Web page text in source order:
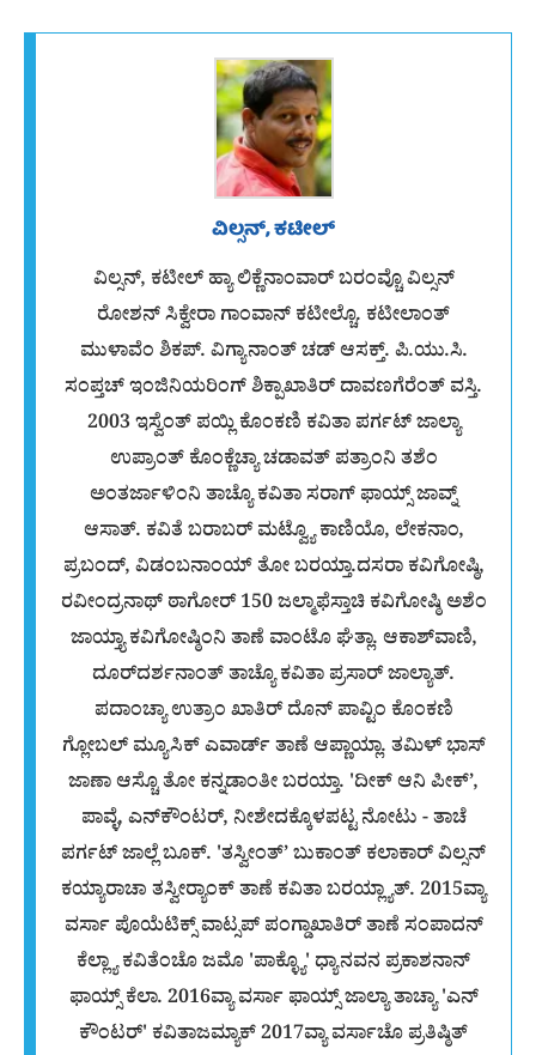
ವಿಲ್ಸನ್, ಕಟೀಲ್
ವಿಲ್ಸನ್, ಕಟೀಲ್ ಹ್ಯಾ ಲಿಕ್ಣೆನಾಂವಾರ್ ಬರಂವ್ಚೊ ವಿಲ್ಸನ್
ರೋಶನ್ ಸಿಕ್ವೇರಾ ಗಾಂವಾನ್ ಕಟೀಲ್ಚೊ. ಕಟೀಲಾಂತ್
ಮುಳಾವೆಂ ಶಿಕಪ್. ವಿಗ್ಯಾನಾಂತ್ ಚಡ್ ಆಸಕ್ತ್. ಪಿ.ಯು.ಸಿ.
ಸಂಪ್ತಚ್ ಇಂಜಿನಿಯರಿಂಗ್ ಶಿಕ್ಪಾಖಾತಿರ್ ದಾವಣಗೆರೆಂತ್ ವಸ್ತಿ.
2003 ಇಸ್ವೆಂತ್ ಪಯ್ಲಿ ಕೊಂಕಣಿ ಕವಿತಾ ಪರ್ಗಟ್ ಜಾಲ್ಯಾ
ಉಪ್ರಾಂತ್ ಕೊಂಕ್ಣೆಚ್ಯಾ ಚಡಾವತ್ ಪತ್ರಾಂನಿ ತಶೆಂ
ಅಂತರ್ಜಾಳಿಂನಿ ತಾಚ್ಯೊ ಕವಿತಾ ಸರಾಗ್ ಫಾಯ್ಸ್ ಜಾವ್ನ್
ಆಸಾತ್. ಕವಿತೆ ಬರಾಬರ್ ಮಟ್ವ್ಯೊ ಕಾಣಿಯೊ, ಲೇಕನಾಂ,
ಪ್ರಬಂದ್, ವಿಡಂಬನಾಂಯ್ ತೋ ಬರಯ್ತಾ.ದಸರಾ ಕವಿಗೋಷ್ಠಿ,
ರವೀಂದ್ರನಾಥ್ ಠಾಗೋರ್ 150 ಜಲ್ಮಾಫೆಸ್ತಾಚಿ ಕವಿಗೋಷ್ಠಿ ಅಶೆಂ
ಜಾಯ್ತ್ಯಾ ಕವಿಗೋಷ್ಠಿಂನಿ ತಾಣೆ ವಾಂಟೊ ಘೆತ್ಲಾ. ಆಕಾಶ್‌ವಾಣಿ,
ದೂರ್‌ದರ್ಶನಾಂತ್ ತಾಚ್ಯೊ ಕವಿತಾ ಪ್ರಸಾರ್ ಜಾಲ್ಯಾತ್.
ಪದಾಂಚ್ಯಾ ಉತ್ರಾಂ ಖಾತಿರ್ ದೊನ್ ಪಾವ್ಟಿಂ ಕೊಂಕಣಿ
ಗ್ಲೋಬಲ್ ಮ್ಯೂಸಿಕ್ ಎವಾರ್ಡ್ ತಾಣೆ ಆಪ್ಣಾಯ್ಲಾ. ತಮಿಳ್ ಭಾಸ್
ಜಾಣಾ ಆಸ್ಚೊ ತೋ ಕನ್ನಡಾಂತೀ ಬರಯ್ತಾ. 'ದೀಕ್ ಆನಿ ಪೀಕ್’,
ಪಾವ್ಳೆ, ಎನ್‌ಕೌಂಟರ್, ನೀಶೇದಕ್ಕೊಳಪಟ್ಟ ನೋಟು - ತಾಚೆ
ಪರ್ಗಟ್ ಜಾಲ್ಲೆ ಬೂಕ್. 'ತಸ್ವೀಂತ್’ ಬುಕಾಂತ್ ಕಲಾಕಾರ್ ವಿಲ್ಸನ್
ಕಯ್ಯಾರಾಚಾ ತಸ್ವೀರ‍್ಯಾಂಕ್ ತಾಣೆ ಕವಿತಾ ಬರಯ್ಲ್ಯಾತ್. 2015ವ್ಯಾ
ವರ್ಸಾ ಪೊಯೆಟಿಕ್ಸ್ ವಾಟ್ಸಪ್ ಪಂಗ್ಡಾಖಾತಿರ್ ತಾಣೆ ಸಂಪಾದನ್
ಕೆಲ್ಲ್ಯಾ ಕವಿತೆಂಚೊ ಜಮೊ 'ಪಾಕ್ಳ್ಯೊ' ಧ್ಯಾನವನ ಪ್ರಕಾಶನಾನ್
ಫಾಯ್ಸ್ ಕೆಲಾ. 2016ವ್ಯಾ ವರ್ಸಾ ಫಾಯ್ಸ್ ಜಾಲ್ಯಾ ತಾಚ್ಯಾ 'ಎನ್
ಕೌಂಟರ್' ಕವಿತಾಜಮ್ಯಾಕ್ 2017ವ್ಯಾ ವರ್ಸಾಚೊ ಪ್ರತಿಷ್ಠಿತ್